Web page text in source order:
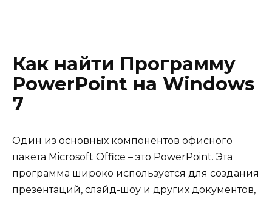
Как найти Программу
PowerPoint на Windows
7
Один из основных компонентов офисного
пакета Microsoft Office – это PowerPoint. Эта
программа широко используется для создания
презентаций, слайд-шоу и других документов,